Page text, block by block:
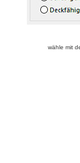
wähle mit